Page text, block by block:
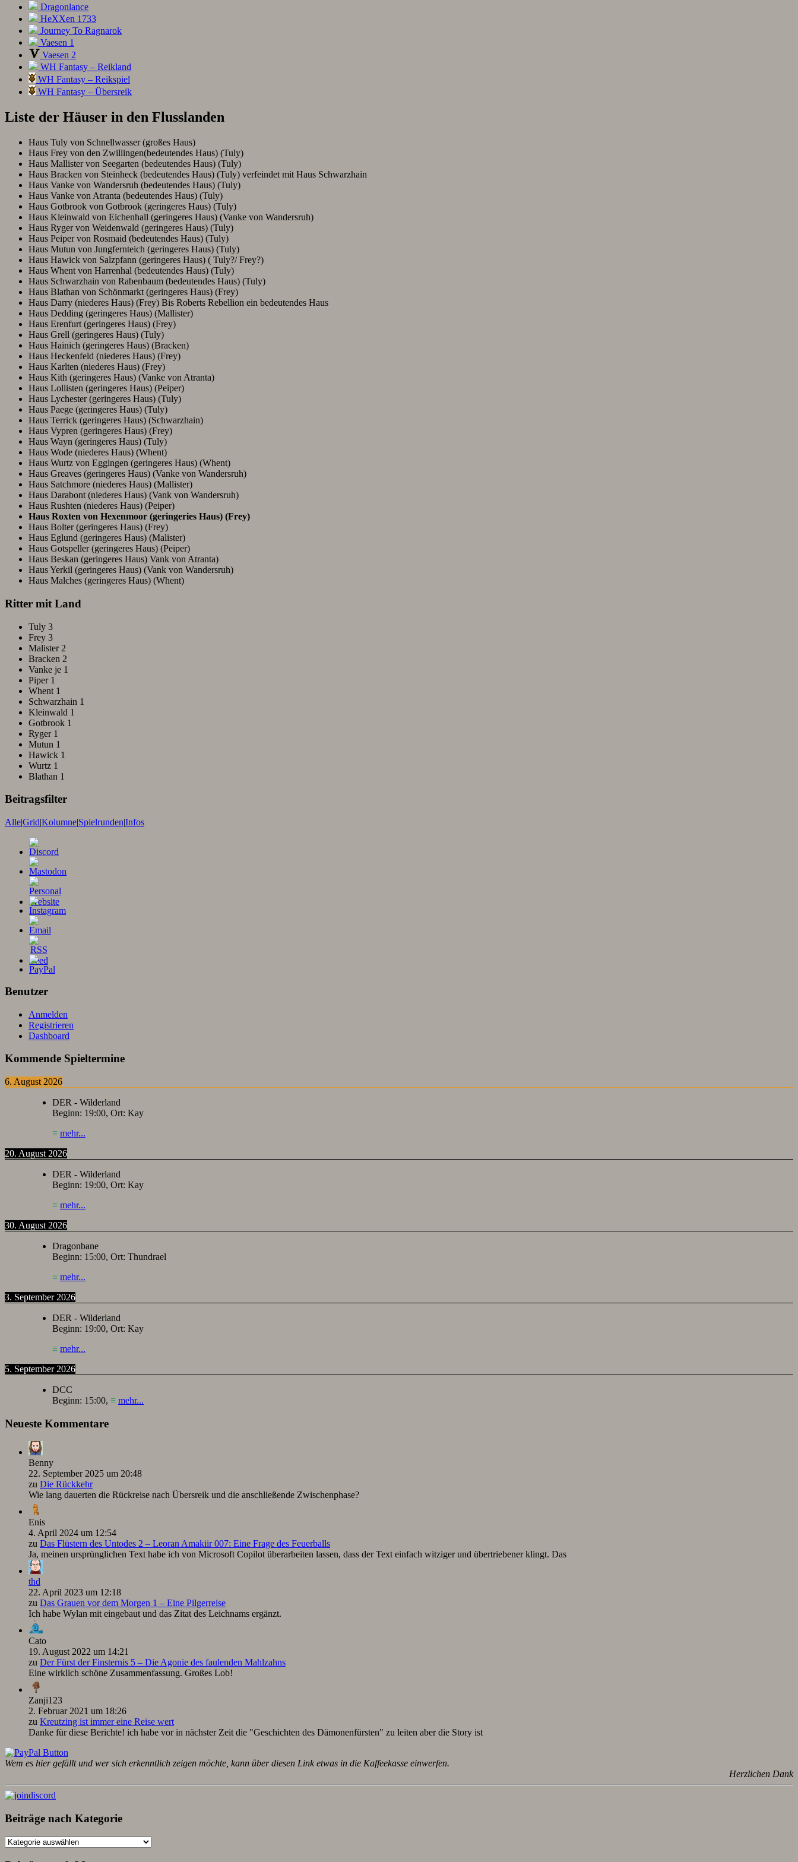
Dragonlance
HeXXen 1733
Journey To Ragnarok
Vaesen 1
Vaesen 2
WH Fantasy – Reikland
WH Fantasy – Reikspiel
WH Fantasy – Übersreik
Liste der Häuser in den Flusslanden
Haus Tuly von Schnellwasser (großes Haus)
Haus Frey von den Zwillingen(bedeutendes Haus) (Tuly)
Haus Mallister von Seegarten (bedeutendes Haus) (Tuly)
Haus Bracken von Steinheck (bedeutendes Haus) (Tuly) verfeindet mit Haus Schwarzhain
Haus Vanke von Wandersruh (bedeutendes Haus) (Tuly)
Haus Vanke von Atranta (bedeutendes Haus) (Tuly)
Haus Gotbrook von Gotbrook (geringeres Haus) (Tuly)
Haus Kleinwald von Eichenhall (geringeres Haus) (Vanke von Wandersruh)
Haus Ryger von Weidenwald (geringeres Haus) (Tuly)
Haus Peiper von Rosmaid (bedeutendes Haus) (Tuly)
Haus Mutun von Jungfernteich (geringeres Haus) (Tuly)
Haus Hawick von Salzpfann (geringeres Haus) ( Tuly?/ Frey?)
Haus Whent von Harrenhal (bedeutendes Haus) (Tuly)
Haus Schwarzhain von Rabenbaum (bedeutendes Haus) (Tuly)
Haus Blathan von Schönmarkt (geringeres Haus) (Frey)
Haus Darry (niederes Haus) (Frey) Bis Roberts Rebellion ein bedeutendes Haus
Haus Dedding (geringeres Haus) (Mallister)
Haus Erenfurt (geringeres Haus) (Frey)
Haus Grell (geringeres Haus) (Tuly)
Haus Hainich (geringeres Haus) (Bracken)
Haus Heckenfeld (niederes Haus) (Frey)
Haus Karlten (niederes Haus) (Frey)
Haus Kith (geringeres Haus) (Vanke von Atranta)
Haus Lollisten (geringeres Haus) (Peiper)
Haus Lychester (geringeres Haus) (Tuly)
Haus Paege (geringeres Haus) (Tuly)
Haus Terrick (geringeres Haus) (Schwarzhain)
Haus Vypren (geringeres Haus) (Frey)
Haus Wayn (geringeres Haus) (Tuly)
Haus Wode (niederes Haus) (Whent)
Haus Wurtz von Eggingen (geringeres Haus) (Whent)
Haus Greaves (geringeres Haus) (Vanke von Wandersruh)
Haus Satchmore (niederes Haus) (Mallister)
Haus Darabont (niederes Haus) (Vank von Wandersruh)
Haus Rushten (niederes Haus) (Peiper)
Haus Roxten von Hexenmoor (geringeries Haus) (Frey)
Haus Bolter (geringeres Haus) (Frey)
Haus Eglund (geringeres Haus) (Malister)
Haus Gotspeller (geringeres Haus) (Peiper)
Haus Beskan (geringeres Haus) Vank von Atranta)
Haus Yerkil (geringeres Haus) (Vank von Wandersruh)
Haus Malches (geringeres Haus) (Whent)
Ritter mit Land
Tuly 3
Frey 3
Malister 2
Bracken 2
Vanke je 1
Piper 1
Whent 1
Schwarzhain 1
Kleinwald 1
Gotbrook 1
Ryger 1
Mutun 1
Hawick 1
Wurtz 1
Blathan 1
Beitragsfilter
Alle|Grid|Kolumne|Spielrunden|Infos
Benutzer
Anmelden
Registrieren
Dashboard
Kommende Spieltermine
6. August 2026
DER - Wilderland
Beginn: 19:00, Ort: Kay
≡ mehr...
20. August 2026
DER - Wilderland
Beginn: 19:00, Ort: Kay
≡ mehr...
30. August 2026
Dragonbane
Beginn: 15:00, Ort: Thundrael
≡ mehr...
3. September 2026
DER - Wilderland
Beginn: 19:00, Ort: Kay
≡ mehr...
5. September 2026
DCC
Beginn: 15:00, ≡ mehr...
Neueste Kommentare
Benny
22. September 2025 um 20:48
zu Die Rückkehr
Wie lang dauerten die Rückreise nach Übersreik und die anschließende Zwischenphase?
Enis
4. April 2024 um 12:54
zu Das Flüstern des Untodes 2 – Leoran Amakiir 007: Eine Frage des Feuerballs
Ja, meinen ursprünglichen Text habe ich von Microsoft Copilot überarbeiten lassen, dass der Text einfach witziger und übertriebener klingt. Das
thd
22. April 2023 um 12:18
zu Das Grauen vor dem Morgen 1 – Eine Pilgerreise
Ich habe Wylan mit eingebaut und das Zitat des Leichnams ergänzt.
Cato
19. August 2022 um 14:21
zu Der Fürst der Finsternis 5 – Die Agonie des faulenden Mahlzahns
Eine wirklich schöne Zusammenfassung. Großes Lob!
Zanji123
2. Februar 2021 um 18:26
zu Kreutzing ist immer eine Reise wert
Danke für diese Berichte! ich habe vor in nächster Zeit die "Geschichten des Dämonenfürsten" zu leiten aber die Story ist
Wem es hier gefällt und wer sich erkenntlich zeigen möchte, kann über diesen Link etwas in die Kaffeekasse einwerfen.
Herzlichen Dank
Beiträge nach Kategorie
Beiträge